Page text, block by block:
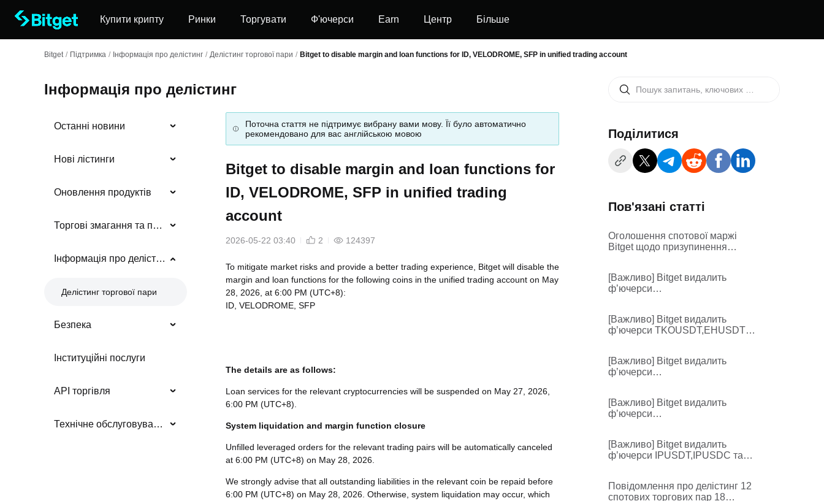
Купити крипту Ринки Торгувати Ф'ючерси Earn Центр Більше
Bitget / Підтримка / Інформація про делістинг / Делістинг торгової пари / Bitget to disable margin and loan functions for ID, VELODROME, SFP in unified trading account
Інформація про делістинг
Останні новини
Нові лістинги
Оновлення продуктів
Торгові змагання та події
Інформація про делістинг
Делістинг торгової пари
Безпека
Інституційні послуги
API торгівля
Технічне обслуговування/оновлення системи
Поточна стаття не підтримує вибрану вами мову. Її було автоматично
рекомендовано для вас англійською мовою
Bitget to disable margin and loan functions for
ID, VELODROME, SFP in unified trading
account
2026-05-22 03:40 2 124397
To mitigate market risks and provide a better trading experience, Bitget will disable the
margin and loan functions for the following coins in the unified trading account on May
28, 2026, at 6:00 PM (UTC+8):
ID, VELODROME, SFP
The details are as follows:
Loan services for the relevant cryptocurrencies will be suspended on May 27, 2026,
6:00 PM (UTC+8).
System liquidation and margin function closure
Unfilled leveraged orders for the relevant trading pairs will be automatically canceled
at 6:00 PM (UTC+8) on May 28, 2026.
We strongly advise that all outstanding liabilities in the relevant coin be repaid before
6:00 PM (UTC+8) on May 28, 2026. Otherwise, system liquidation may occur, which
Поділитися
Пов'язані статті
Оголошення спотової маржі
Bitget щодо призупинення
VANRY/USDT
[Важливо] Bitget видалить
фʼючерси
[Важливо] Bitget видалить
фʼючерси TKOUSDT,EHUSDT
[Важливо] Bitget видалить
фʼючерси
ними послуги
[Важливо] Bitget видалить
фʼючерси
ними послуги
[Важливо] Bitget видалить
фʼючерси IPUSDT,IPUSDC та
Повідомлення про делістинг 12
спотових торгових пар 18